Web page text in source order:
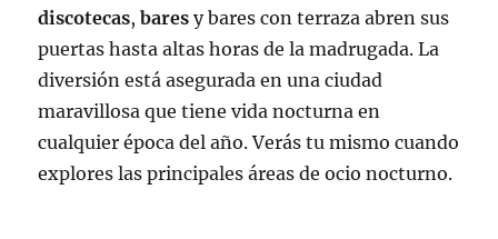
discotecas,bares y bares con terraza abren sus
puertas hasta altas horas de la madrugada. La
diversión está asegurada en una ciudad
maravillosa que tiene vida nocturna en
cualquier época del año. Verás tu mismo cuando
explores las principales áreas de ocio nocturno.